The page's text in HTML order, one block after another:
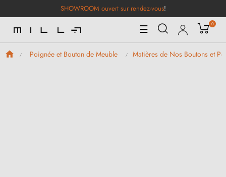
SHOWROOM ouvert sur rendez-vous!
Basculer
la
navigation
☰ 0
Poignée et Bouton de Meuble Matières de Nos Boutons et